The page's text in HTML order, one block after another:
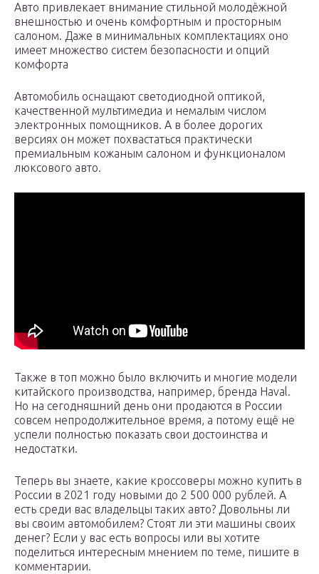
Авто привлекает внимание стильной молодёжной
внешностью и очень комфортным и просторным
салоном. Даже в минимальных комплектациях оно
имеет множество систем безопасности и опций
комфорта
Автомобиль оснащают светодиодной оптикой,
качественной мультимедиа и немалым числом
электронных помощников. А в более дорогих
версиях он может похвастаться практически
премиальным кожаным салоном и функционалом
люксового авто.
Также в топ можно было включить и многие модели
китайского производства, например, бренда Haval.
Но на сегодняшний день они продаются в России
совсем непродолжительное время, а потому ещё не
успели полностью показать свои достоинства и
недостатки.
Теперь вы знаете, какие кроссоверы можно купить в
России в 2021 году новыми до 2 500 000 рублей. А
есть среди вас владельцы таких авто? Довольны ли
вы своим автомобилем? Стоят ли эти машины своих
денег? Если у вас есть вопросы или вы хотите
поделиться интересным мнением по теме, пишите в
комментарии.